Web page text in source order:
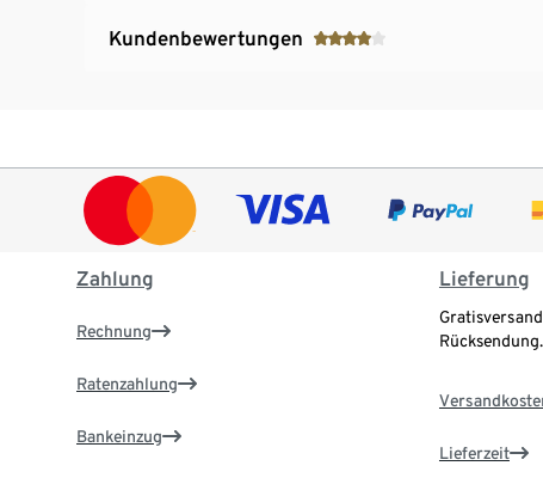
Kundenbewertungen
Zahlung
Rechnung
Ratenzahlung
Bankeinzug
Lieferung
Rücksendung.
Lieferzeit